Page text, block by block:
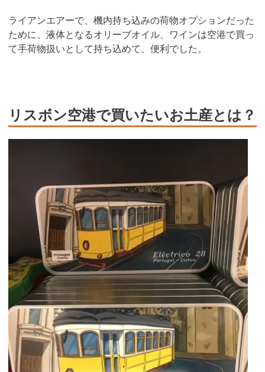
ライアンエアーで、機内持ち込みの荷物オプションだった
ために、液体となるオリーブオイル、ワインは空港で買っ
て手荷物扱いとして持ち込めて、便利でした。
リスボン空港で買いたいお土産とは？